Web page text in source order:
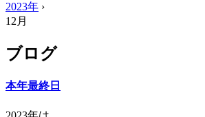
2023年 ›
12月
ブログ
本年最終日